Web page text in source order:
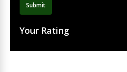
Submit
Your Rating